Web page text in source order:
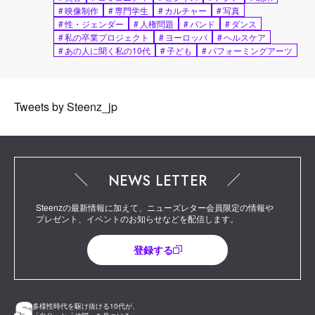
#映像制作 #専門学生 #カルチャー #写真
#性・ジェンダー # 人権問題 #バンド #ダンス
#私の卒業プロジェクト #ヨーロッパ #ヘルスケア
#あの人に聞く私の10代 #子ども #パフォーミングアーツ
Tweets by Steenz_jp
多様性時代を駆け抜ける10代が、
NEWS LETTER
Steenzの最新情報に加えて、ニューズレター会員限定の情報や
プレゼント、イベントのお知らせなどを配信します。
登録する